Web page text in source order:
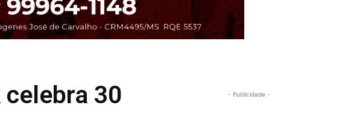
30
- Publicidade -